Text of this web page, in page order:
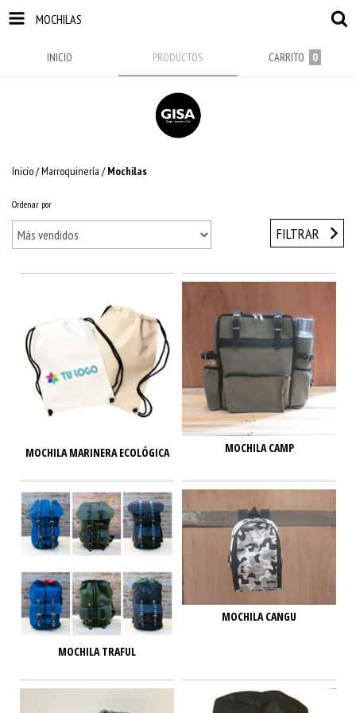
MOCHILAS
INICIO PRODUCTOS CARRITO 0
Inicio/Marroquinería / Mochilas
Ordenar por
FILTRAR
MOCHILA MARINERA ECOLÓGICA MOCHILA CAMP
MOCHILA TRAFUL
MOCHILA CANGU